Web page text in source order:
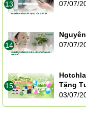
13
07/07/
14
07/07/
15
Tặng
03/07/